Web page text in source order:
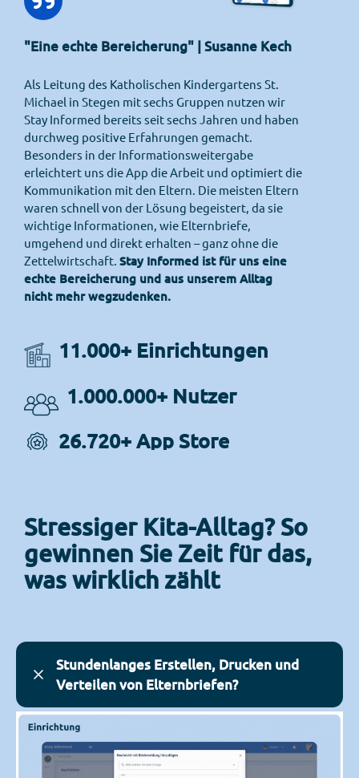
"Eine echte Bereicherung" | Susanne Kech
Als Leitung des Katholischen Kindergartens St.
Michael in Stegen mit sechs Gruppen nutzen wir
Stay Informed bereits seit sechs Jahren und haben
durchweg positive Erfahrungen gemacht.
Besonders in der Informationsweitergabe
erleichtert uns die App die Arbeit und optimiert die
Kommunikation mit den Eltern. Die meisten Eltern
waren schnell von der Lösung begeistert, da sie
wichtige Informationen, wie Elternbriefe,
umgehend und direkt erhalten – ganz ohne die
Zettelwirtschaft. Stay Informed ist für uns eine
echte Bereicherung und aus unserem Alltag
nicht mehr wegzudenken.
11.000+ Einrichtungen
1.000.000+ Nutzer
26.720+ App Store
Stressiger Kita-Alltag? So
gewinnen Sie Zeit für das,
was wirklich zählt
Stundenlanges Erstellen, Drucken und
Verteilen von Elternbriefen?